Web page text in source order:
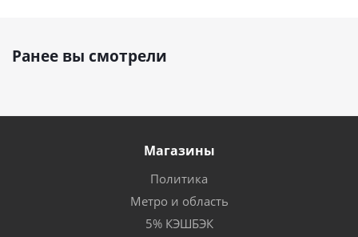
Ранее вы смотрели
Магазины
Политика
Метро и область
5% КЭШБЭК